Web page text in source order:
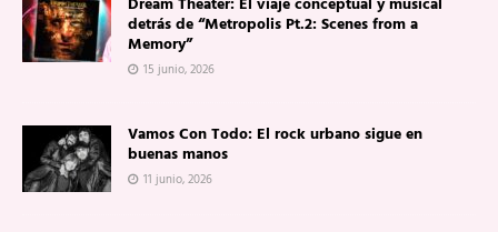
detrás de “Metropolis Pt.2: Scenes from a
Memory”
15 junio, 2026
Vamos Con Todo: El rock urbano sigue en
buenas manos
11 junio, 2026